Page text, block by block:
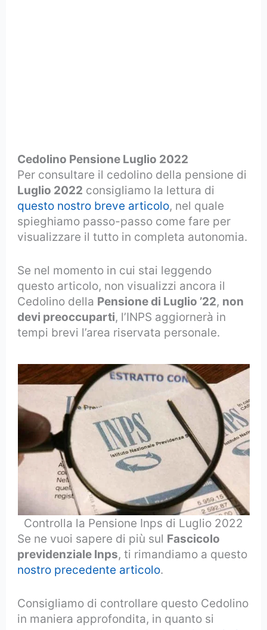
Cedolino Pensione Luglio 2022
Per consultare il cedolino della pensione di
Luglio 2022 consigliamo la lettura di
questo nostro breve articolo, nel quale
spieghiamo passo-passo come fare per
visualizzare il tutto in completa autonomia.
Se nel momento in cui stai leggendo
questo articolo, non visualizzi ancora il
Cedolino della Pensione di Luglio ’22, non
devi preoccuparti, l’INPS aggiornerà in
tempi brevi l’area riservata personale.
Controlla la Pensione Inps di Luglio 2022
Se ne vuoi sapere di più sul Fascicolo
previdenziale Inps, ti rimandiamo a questo
nostro precedente articolo.
Consigliamo di controllare questo Cedolino
in maniera approfondita, in quanto si